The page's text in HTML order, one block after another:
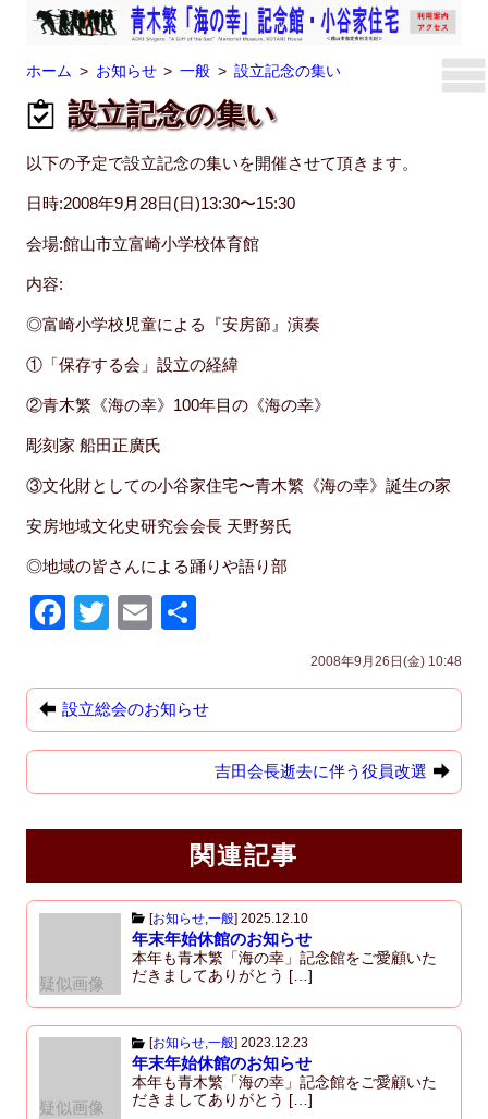
ホーム お知らせ 一般 設立記念の集い
設立記念の集い
以下の予定で設立記念の集いを開催させて頂きます。
日時:2008年9月28日(日)13:30〜15:30
会場:館山市立富崎小学校体育館
内容:
◎富崎小学校児童による『安房節』演奏
①「保存する会」設立の経緯
②青木繁《海の幸》100年目の《海の幸》
彫刻家 船田正廣氏
③文化財としての小谷家住宅〜青木繁《海の幸》誕生の家
安房地域文化史研究会会長 天野努氏
◎地域の皆さんによる踊りや語り部
F
c
e
b
o
o
T
tt
er
E
ail
2008年9月26日(金) 10:48
設立総会のお知らせ
吉田会長逝去に伴う役員改選
関連記事
疑似画像
[お知らせ ,一般] 2025.12.10
年末年始休館のお知らせ
本年も青木繁「海の幸」記念館をご愛顧いた
だきましてありがとう […]
疑似画像
[お知らせ,一般] 2023.12.23
年末年始休館のお知らせ
本年も青木繁「海の幸」記念館をご愛顧いた
だきましてありがとう […]